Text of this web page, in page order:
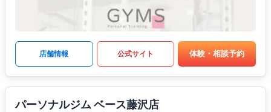
店舗情報 公式サイト 体験・相談予約
パーソナルジム ベース藤沢店